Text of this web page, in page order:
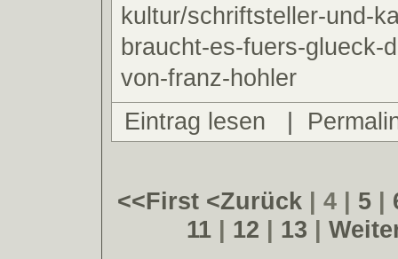
kultur/schriftsteller-und-
braucht-es-fuers-glueck-
von-franz-hohler
Eintrag lesen
<<First <Zurück | 4 | 5|
11 | 12 | 13 |